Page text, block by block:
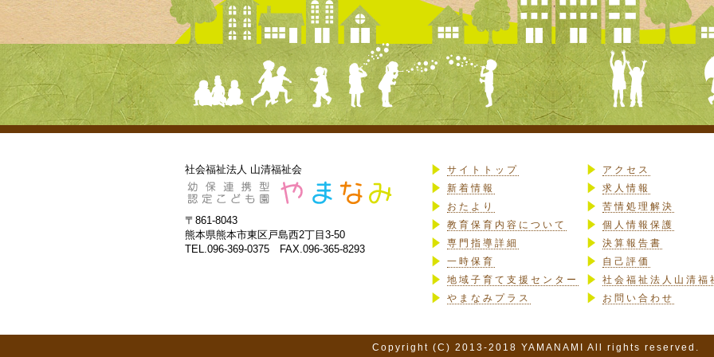
社会福祉法人 山清福祉会
〒861-8043
熊本県熊本市東区戸島西2丁目3-50
TEL.096-369-0375 FAX.096-365-8293
サイトトップ
新着情報
おたより
教育保育内容について
専門指導詳細
一時保育
地域子育て支援センター
やまなみプラス
アクセス
求人情報
苦情処理解決
個人情報保護
決算報告書
自己評価
社会福祉法人山清福
お問い合わせ
Copyright (C) 2013-2018 YAMANAMI All rights reserved.